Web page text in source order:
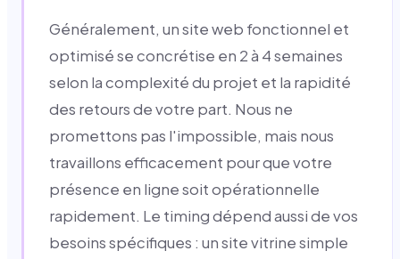
Généralement, un site web fonctionnel et
optimisé se concrétise en 2 à 4 semaines
selon la complexité du projet et la rapidité
des retours de votre part. Nous ne
promettons pas l'impossible, mais nous
travaillons efficacement pour que votre
présence en ligne soit opérationnelle
rapidement. Le timing dépend aussi de vos
besoins spécifiques : un site vitrine simple